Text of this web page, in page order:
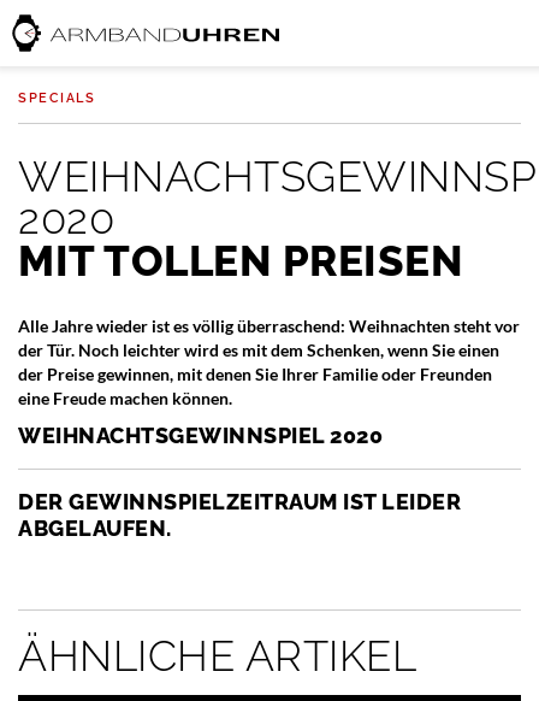
SPECIALS
2020
MIT TOLLEN PREISEN
Alle Jahre wieder ist es völlig überraschend: Weihnachten steht vor
der Tür. Noch leichter wird es mit dem Schenken, wenn Sie einen
der Preise gewinnen, mit denen Sie Ihrer Familie oder Freunden
eine Freude machen können.
WEIHNACHTSGEWINNSPIEL 2020
DER GEWINNSPIELZEITRAUM IST LEIDER
ABGELAUFEN.
ÄHNLICHE ARTIKEL